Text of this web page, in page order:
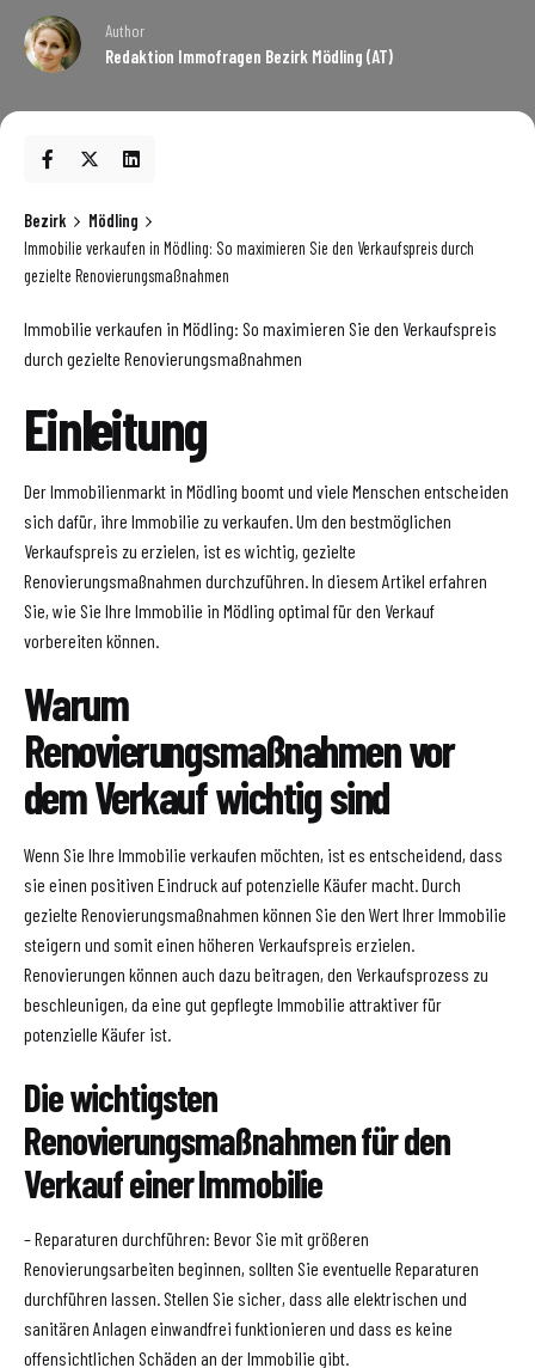
Author
Redaktion Immofragen Bezirk Mödling (AT)
Bezirk
Mödling
Immobilie verkaufen in Mödling: So maximieren Sie den Verkaufspreis durch
gezielte Renovierungsmaßnahmen
Immobilie verkaufen in Mödling: So maximieren Sie den Verkaufspreis
durch gezielte Renovierungsmaßnahmen
Einleitung
Der Immobilienmarkt in Mödling boomt und viele Menschen entscheiden
sich dafür, ihre Immobilie zu verkaufen. Um den bestmöglichen
Verkaufspreis zu erzielen, ist es wichtig, gezielte
Renovierungsmaßnahmen durchzuführen. In diesem Artikel erfahren
Sie, wie Sie Ihre Immobilie in Mödling optimal für den Verkauf
vorbereiten können.
Warum
Renovierungsmaßnahmen vor
dem Verkauf wichtig sind
Wenn Sie Ihre Immobilie verkaufen möchten, ist es entscheidend, dass
sie einen positiven Eindruck auf potenzielle Käufer macht. Durch
gezielte Renovierungsmaßnahmen können Sie den Wert Ihrer Immobilie
steigern und somit einen höheren Verkaufspreis erzielen.
Renovierungen können auch dazu beitragen, den Verkaufsprozess zu
beschleunigen, da eine gut gepflegte Immobilie attraktiver für
potenzielle Käufer ist.
Die wichtigsten
Renovierungsmaßnahmen für den
Verkauf einer Immobilie
– Reparaturen durchführen: Bevor Sie mit größeren
Renovierungsarbeiten beginnen, sollten Sie eventuelle Reparaturen
durchführen lassen. Stellen Sie sicher, dass alle elektrischen und
sanitären Anlagen einwandfrei funktionieren und dass es keine
offensichtlichen Schäden an der Immobilie gibt.